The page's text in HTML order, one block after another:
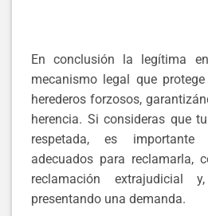
En conclusión la legítima
mecanismo legal que
herederos forzosos,
herencia. Si consideras que
respetada, es
adecuados para reclamarla,
reclamación extrajudicial
presentando una demanda.